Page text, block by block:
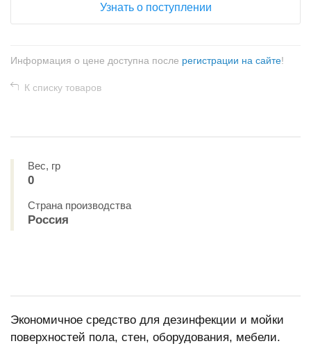
Узнать о поступлении
Информация о цене доступна после регистрации на сайте!
К списку товаров
Вес, гр
0
Страна производства
Россия
Экономичное средство для дезинфекции и мойки
поверхностей пола, стен, оборудования, мебели.